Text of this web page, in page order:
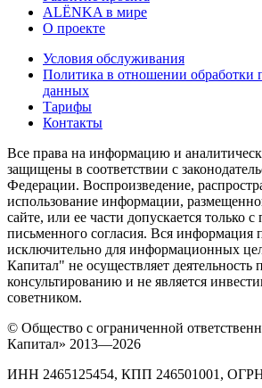
ALЁNKA в мире
О проекте
Условия обслуживания
Политика в отношении обработки
данных
Тарифы
Контакты
Все права на информацию и
защищены в соответствии с
Федерации. Воспроизведение,
использование информации,
сайте, или ее части допускается только с
письменного согласия. Вся информация
исключительно для информационных
Капитал" не осуществляет
консультированию и не является
советником.
© Общество с ограниченной
Капитал» 2013—2026
ИНН 2465125454, КПП 246501001, ОГРН